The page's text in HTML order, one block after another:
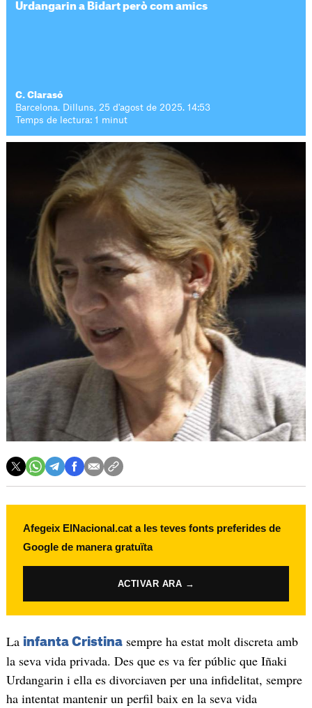
Urdangarin a Bidart però com amics
C. Clarasó
Barcelona. Dilluns, 25 d'agost de 2025. 14:53
Temps de lectura: 1 minut
Afegeix ElNacional.cat a les teves fonts preferides de
Google de manera gratuïta
ACTIVAR ARA →
La infanta Cristinasempre ha estat molt discreta amb
la seva vida privada. Des que es va fer públic que Iñaki
Urdangarin i ella es divorciaven per una infidelitat, sempre
ha intentat mantenir un perfil baix en la seva vida